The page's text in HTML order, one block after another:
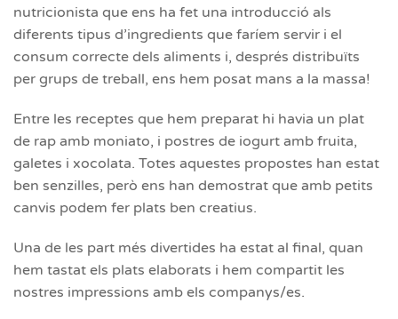
nutricionista que ens ha fet una introducció als
diferents tipus d’ingredients que faríem servir i el
consum correcte dels aliments i, després distribuïts
per grups de treball, ens hem posat mans a la massa!
Entre les receptes que hem preparat hi havia un plat
de rap amb moniato, i postres de iogurt amb fruita,
galetes i xocolata. Totes aquestes propostes han estat
ben senzilles, però ens han demostrat que amb petits
canvis podem fer plats ben creatius.
Una de les part més divertides ha estat al final, quan
hem tastat els plats elaborats i hem compartit les
nostres impressions amb els companys/es.